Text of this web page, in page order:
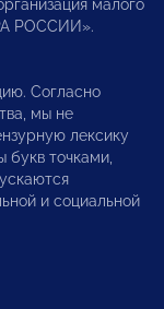
малого
РОССИИ».
Согласно
мы не
лексику
букв точками,
и социальной